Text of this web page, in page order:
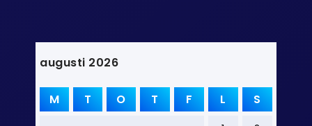
augusti 2026
M T O T F L S